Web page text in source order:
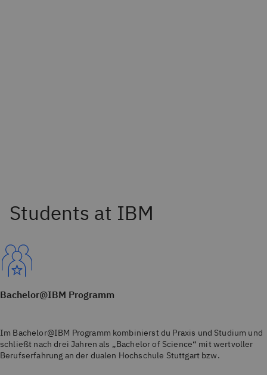
Bachelor@IBM Programm
Im Bachelor@IBM Programm kombinierst du Praxis und Studium und
schließt nach drei Jahren als „Bachelor of Science“ mit wertvoller
Berufserfahrung an der dualen Hochschule Stuttgart bzw.